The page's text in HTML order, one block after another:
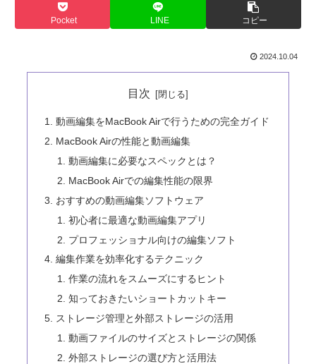
Pocket LINE コピー
2024.10.04
目次
動画編集をMacBook Airで行うための完全ガイド
MacBook Airの性能と動画編集
動画編集に必要なスペックとは？
MacBook Airでの編集性能の限界
おすすめの動画編集ソフトウェア
初心者に最適な動画編集アプリ
プロフェッショナル向けの編集ソフト
編集作業を効率化するテクニック
作業の流れをスムーズにするヒント
知っておきたいショートカットキー
ストレージ管理と外部ストレージの活用
動画ファイルのサイズとストレージの関係
外部ストレージの選び方と活用法